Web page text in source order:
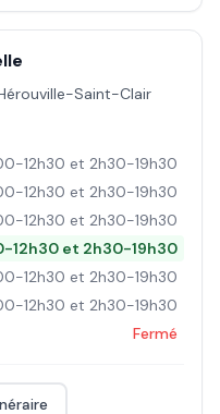
Saint-Clair
12h30 et 2h30-19h30
12h30 et 2h30-19h30
12h30 et 2h30-19h30
12h30 et 2h30-19h30
12h30 et 2h30-19h30
12h30 et 2h30-19h30
Fermé